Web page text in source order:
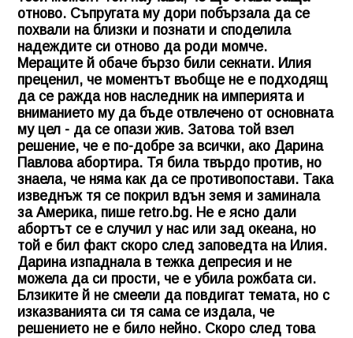
отново. Съпругата му дори побързала да се
похвали на близки и познати и споделила
надеждите си отново да роди момче.
Мераците й обаче бързо били секнати. Илия
преценил, че моментът въобще не е подходящ
да се ражда нов наследник на империята и
вниманието му да бъде отвлечено от основната
му цел - да се опази жив. Затова той взел
решение, че е по-добре за всички, ако Дарина
Павловаабортира. Тя била твърдо против, но
знаела, че няма как да се противопостави. Така
изведнъж тя се покрил вдън земя и заминала
за Америка, пише retro.bg. Не е ясно дали
абортът се е случил у нас или зад океана, но
той е бил факт скоро след заповедта на Илия.
Дарина изпаднала в тежка депресия и не
можела да си прости, че е убила рожбата си.
Блзиките й не смеели да повдигат темата, но с
изказванията си тя сама се издала, че
решението не е било нейно. Скоро след това